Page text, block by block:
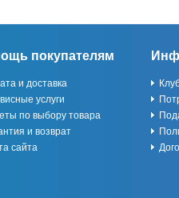
покупателям
и доставка
услуги
по выбору товара
и возврат
сайта